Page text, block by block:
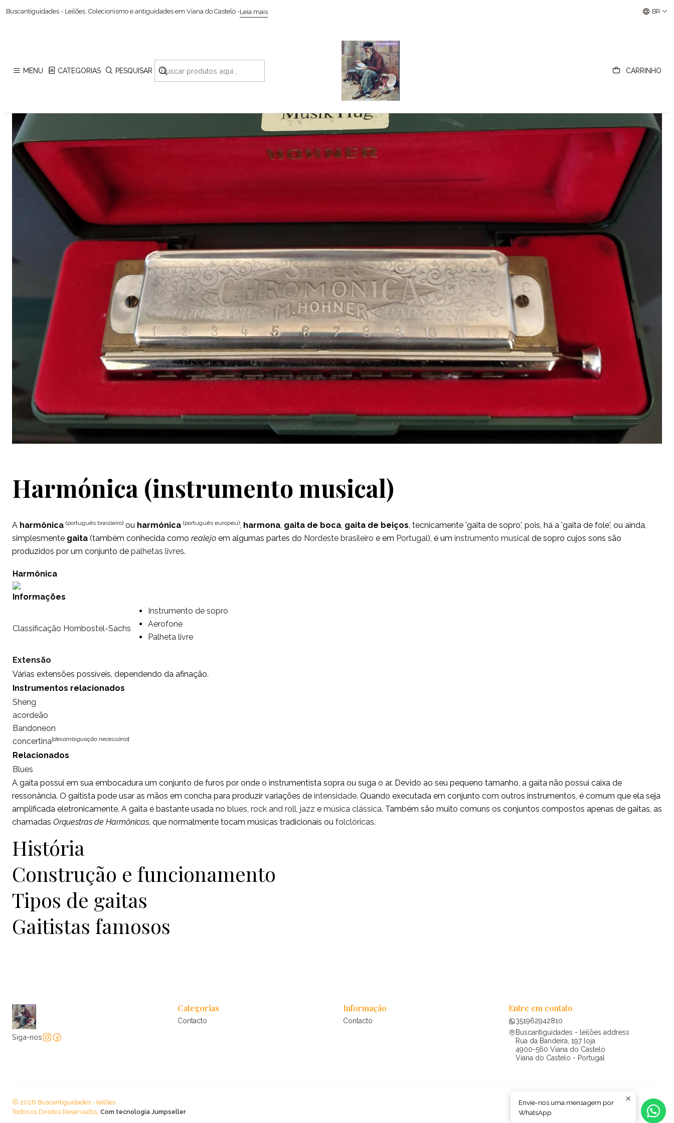
MENU CATEGORIAS PESQUISAR CARRINHO
Buscantiguidades - Leilões. Colecionismo e antiguidades em Viana do Castelo -Leia mais Buscantiguidades - Leilões Colecionismo e BR
Instrumentos musicais
Harmónica (instrumento musical)
A harmônica (português brasileiro) ou harmónica (português europeu) harmona gaita de boca gaita de beiços , tecnicamente 'gaita de sopro', pois, há a 'gaita de fole', ou ainda,
simplesmente gaita (também conhecida como realejo em algumas partes do Nordeste brasileiro e em Portugal), é um instrumento musical de sopro cujos sons são
produzidos por um conjunto de palhetas livres.
Harmônica
Informações
Classificação Hornbostel-Sachs
Instrumento de sopro
Aerofone
Palheta livre
Extensão
Várias extensões possíveis, dependendo da afinação.
Instrumentos relacionados
Sheng
acordeão
Bandoneon
concertina[desambiguação necessária]
Relacionados
Blues
A gaita possui em sua embocadura um conjunto de furos por onde o instrumentista sopra ou suga o ar. Devido ao seu pequeno tamanho, a gaita não possui caixa de
ressonância. O gaitista pode usar as mãos em concha para produzir variações de intensidade. Quando executada em conjunto com outros instrumentos, é comum que ela seja
amplificada eletronicamente. A gaita é bastante usada no blues rock and roll jazz e música clássica. Também são muito comuns os conjuntos compostos apenas de gaitas, as
chamadas Orquestras de Harmônicas , que normalmente tocam músicas tradicionais ou folclóricas.
História
Construção e funcionamento
Tipos de gaitas
Gaitistas famosos
Siga-nos
Categorias
Contacto
Informação
Contacto
Entre em contato
351962942810
Buscantiguidades - leilões address
Rua da Bandeira, 197 loja
4900-560 Viana do Castelo
Viana do Castelo - Portugal
2026 Buscantiguidades - leilões .
Todos os Direitos Reservados. Com tecnologia Jumpseller.
Envie-nos uma mensagem por
WhatsApp